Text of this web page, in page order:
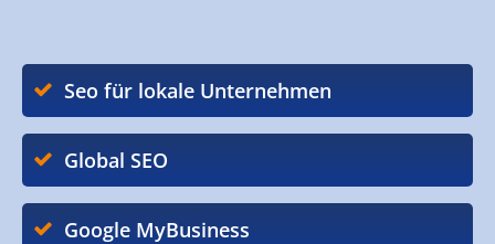
Seo für lokale Unternehmen
Global SEO
Google MyBusiness